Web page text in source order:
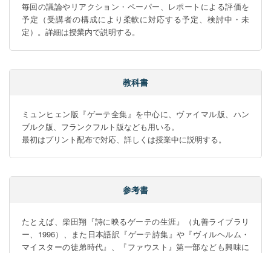
毎回の議論やリアクション・ペーパー、レポートによる評価を
予定（受講者の構成により柔軟に対応する予定、検討中・未
定）。詳細は授業内で説明する。
教科書
ミュンヒェン版『ゲーテ全集』を中心に、ヴァイマル版、ハン
ブルク版、フランクフルト版なども用いる。
最初はプリント配布で対応、詳しくは授業中に説明する。
参考書
たとえば、柴田翔『詩に映るゲーテの生涯』（丸善ライブラリ
ー、1996）、また日本語訳『ゲーテ詩集』や『ヴィルヘルム・
マイスターの徒弟時代』、『ファウスト』第一部なども興味に